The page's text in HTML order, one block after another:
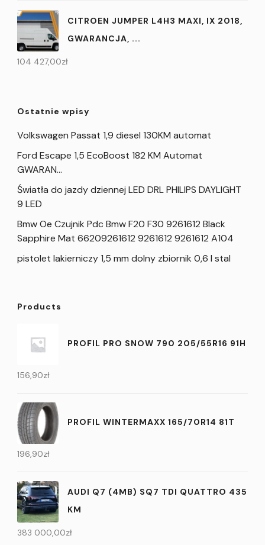
CITROEN JUMPER L4H3 MAXI, IX 2018,
GWARANCJA, ...
104 427,00zł
Ostatnie wpisy
Volkswagen Passat 1,9 diesel 130KM automat
Ford Escape 1,5 EcoBoost 182 KM Automat
GWARAN…
Światła do jazdy dziennej LED DRL PHILIPS DAYLIGHT
9 LED
Bmw Oe Czujnik Pdc Bmw F20 F30 9261612 Black
Sapphire Mat 66209261612 9261612 9261612 A104
pistolet lakierniczy 1,5 mm dolny zbiornik 0,6 l stal
Products
PROFIL PRO SNOW 790 205/55R16 91H
156,90zł
PROFIL WINTERMAXX 165/70R14 81T
196,90zł
AUDI Q7 (4MB) SQ7 TDI QUATTRO 435
KM
383 000,00zł